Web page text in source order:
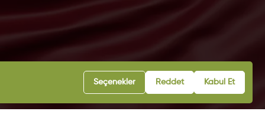
Seçenekler Reddet Kabul Et